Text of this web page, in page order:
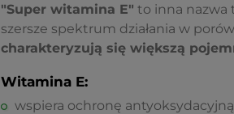
"Super witamina E" to inna nazwa
szersze spektrum działania w
charakteryzują się większą
Witamina E:
wspiera ochronę